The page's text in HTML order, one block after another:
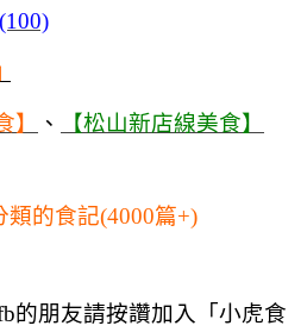
】 、
【松山新店線美食】
的食記(4000篇+)
的朋友請按讚加入「小虎食